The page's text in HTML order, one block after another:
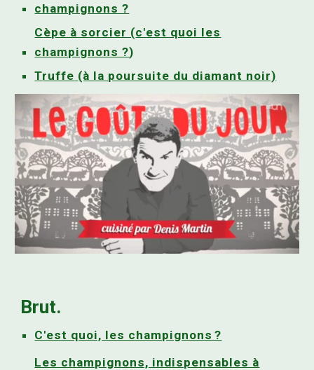
champignons ?
Cèpe à sorcier (c'est quoi les
champignons ?)
Truffe (à la poursuite du diamant noir)
Brut.
C'est quoi, les champignons ?
Les champignons, indispensables à